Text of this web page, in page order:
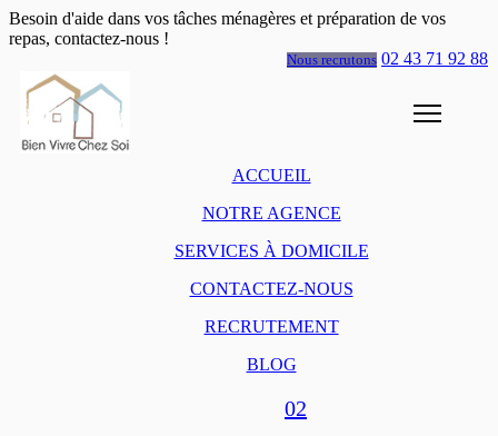
Besoin d'aide dans vos tâches ménagères et préparation de vos
repas, contactez-nous !
Nous recrutons 02 43 71 92 88
ACCUEIL
NOTRE AGENCE
SERVICES À DOMICILE
CONTACTEZ-NOUS
RECRUTEMENT
BLOG
02